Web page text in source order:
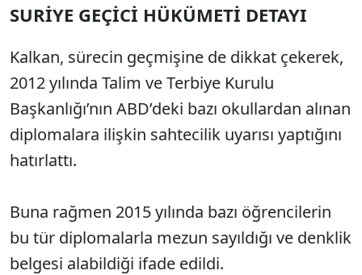
SURİYE GEÇİCİ HÜKÜMETİ DETAYI
Kalkan, sürecin geçmişine de dikkat çekerek,
2012 yılında Talim ve Terbiye Kurulu
Başkanlığı’nın ABD’deki bazı okullardan alınan
diplomalara ilişkin sahtecilik uyarısı yaptığını
hatırlattı.
Buna rağmen 2015 yılında bazı öğrencilerin
bu tür diplomalarla mezun sayıldığı ve denklik
belgesi alabildiği ifade edildi.